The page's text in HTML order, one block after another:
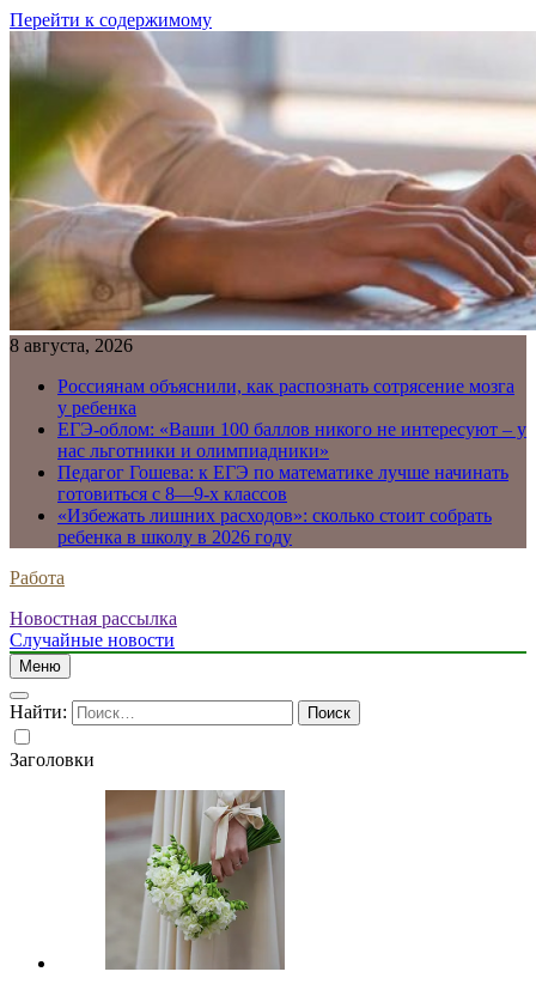
Перейти к содержимому
8 августа, 2026
Россиянам объяснили, как распознать сотрясение мозга
у ребенка
ЕГЭ-облом: «Ваши 100 баллов никого не интересуют – у
нас льготники и олимпиадники»
Педагог Гошева: к ЕГЭ по математике лучше начинать
готовиться с 8—9-х классов
«Избежать лишних расходов»: сколько стоит собрать
ребенка в школу в 2026 году
Работа
Новостная рассылка
Случайные новости
Меню
Найти:
Заголовки